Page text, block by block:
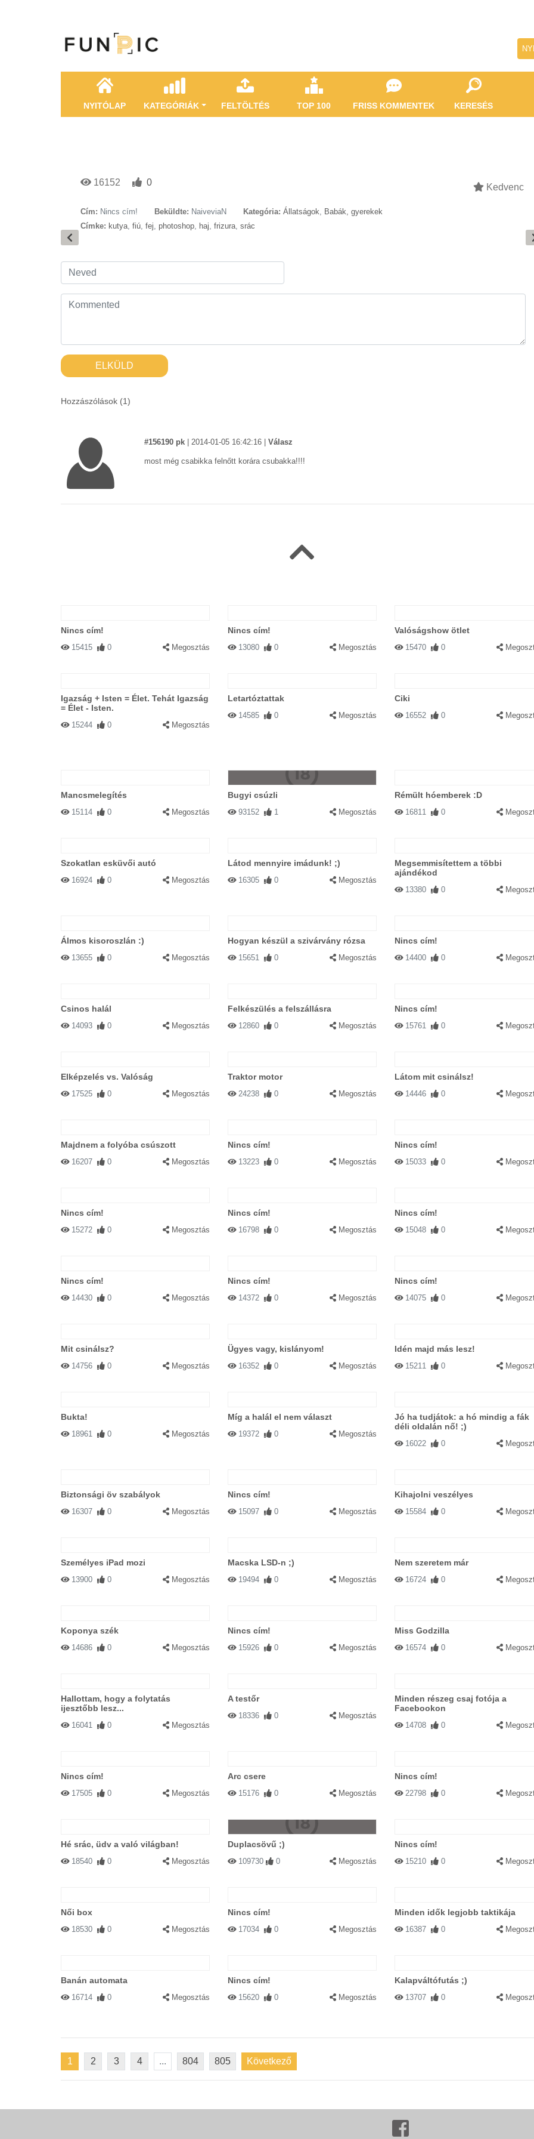
NYITÓLAP KATEGÓRIÁK FELTÖLTÉS TOP 100 FRISS KOMMENTEK KERESÉS
16152 0 Kedvenc
Cím: Nincs cím! Beküldte: NaiveviaN Kategória: Állatságok, Babák, gyerekek
Címke: kutya, fiú, fej, photoshop, haj, frizura, srác
ELKÜLD
Hozzászólások (1)
#156190 pk 2014-01-05 16:42:16 Válasz
most még csabikka felnőtt korára csubakka!!!!
Nincs cím!
15415 0 Megosztás
Nincs cím!
13080 0 Megosztás
Valóságshow ötlet
15470 0
Igazság + Isten = Élet. Tehát Igazság
= Élet - Isten.
15244 0 Megosztás
Letartóztattak
14585 0 Megosztás
Ciki
16552 0
Mancsmelegítés
15114 0 Megosztás
Bugyi csúzli
93152 1 Megosztás
Rémült hóemberek :D
16811 0
Szokatlan esküvői autó
16924 0 Megosztás
Látod mennyire imádunk! ;)
16305 0 Megosztás
Megsemmisítettem a többi
ajándékod
13380 0
Álmos kisoroszlán :)
13655 0 Megosztás
Hogyan készül a szivárvány rózsa
15651 0 Megosztás
Nincs cím!
14400 0
Csinos halál
14093 0 Megosztás
Felkészülés a felszállásra
12860 0 Megosztás
Nincs cím!
15761 0
Elképzelés vs. Valóság
17525 0 Megosztás
Traktor motor
24238 0 Megosztás
Látom mit csinálsz!
14446 0
Majdnem a folyóba csúszott
16207 0 Megosztás
Nincs cím!
13223 0 Megosztás
Nincs cím!
15033 0
Nincs cím!
15272 0 Megosztás
Nincs cím!
16798 0 Megosztás
Nincs cím!
15048 0
Nincs cím!
14430 0 Megosztás
Nincs cím!
14372 0 Megosztás
Nincs cím!
14075 0
Mit csinálsz?
14756 0 Megosztás
Ügyes vagy, kislányom!
16352 0 Megosztás
Idén majd más lesz!
15211 0
Bukta!
18961 0 Megosztás
Míg a halál el nem választ
19372 0 Megosztás
Jó ha tudjátok: a hó mindig a fák
déli oldalán nő! ;)
16022 0
Biztonsági öv szabályok
16307 0 Megosztás
Nincs cím!
15097 0 Megosztás
Kihajolni veszélyes
15584 0
Személyes iPad mozi
13900 0 Megosztás
Macska LSD-n ;)
19494 0 Megosztás
Nem szeretem már
16724 0
Koponya szék
14686 0 Megosztás
Nincs cím!
15926 0 Megosztás
Miss Godzilla
16574 0
Hallottam, hogy a folytatás
ijesztőbb lesz...
16041 0 Megosztás
A testőr
18336 0 Megosztás
Minden részeg csaj fotója a
Facebookon
14708 0
Nincs cím!
17505 0 Megosztás
Arc csere
15176 0 Megosztás
Nincs cím!
22798 0
Hé srác, üdv a való világban!
18540 0 Megosztás
Duplacsövű ;)
109730 0 Megosztás
Nincs cím!
15210 0
Női box
18530 0 Megosztás
Nincs cím!
17034 0 Megosztás
Minden idők legjobb taktikája
16387 0
Banán automata
16714 0 Megosztás
Nincs cím!
15620 0 Megosztás
Kalapváltófutás ;)
13707 0
1 2 3 4 ... 804 805 Következő